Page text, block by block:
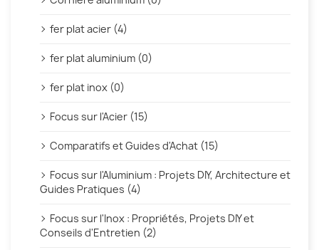
fer plat acier (4)
fer plat aluminium (0)
fer plat inox (0)
Focus sur l'Acier (15)
Comparatifs et Guides d'Achat (15)
Focus sur l'Aluminium : Projets DIY, Architecture et
Guides Pratiques (4)
Focus sur l'Inox : Propriétés, Projets DIY et
Conseils d'Entretien (2)